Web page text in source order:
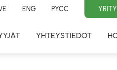
ENG PYCC
YHTEYSTIEDOT